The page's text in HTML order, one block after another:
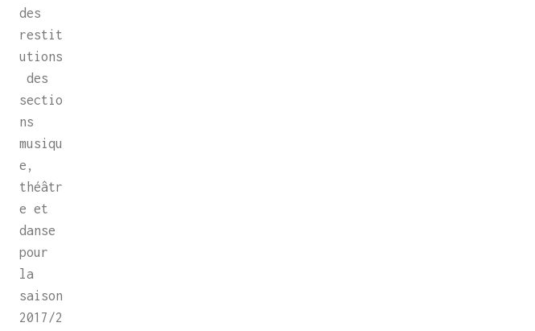
des
restit
utions
des
sectio
ns
musiqu
e,
théâtr
e et
danse
pour
la
saison
2017/2